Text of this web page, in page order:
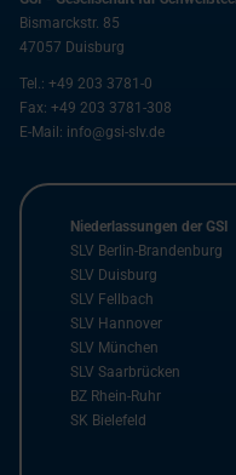
Bismarckstr. 85
47057 Duisburg
Tel.: +49 203 3781-0
Fax: +49 203 3781-308
E-Mail: info@gsi-slv.de
Niederlassungen der GSI
SLV Berlin-Brandenburg
SLV Duisburg
SLV Fellbach
SLV Hannover
SLV München
SLV Saarbrücken
BZ Rhein-Ruhr
SK Bielefeld